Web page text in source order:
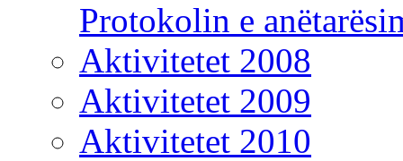
Protokolin e
Aktivitetet 2008
Aktivitetet 2009
Aktivitetet 2010